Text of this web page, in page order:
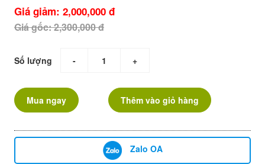
Giá giảm: 2,000,000 đ
Giá gốc: 2,300,000 đ
Số lượng - +
Mua ngay Thêm vào giỏ hàng
Zalo OA